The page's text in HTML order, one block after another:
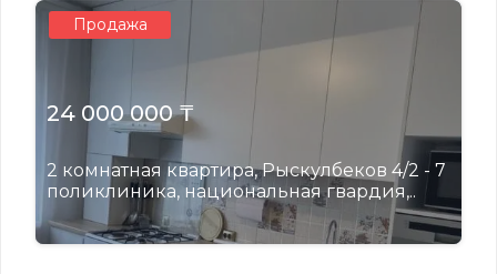
Продажа
24 000 000 ₸
2 комнатная квартира, Рыскулбеков 4/2 - 7
поликлиника, национальная гвардия,..